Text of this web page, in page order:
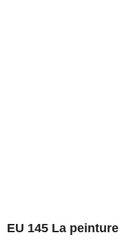
EU 145 La peinture